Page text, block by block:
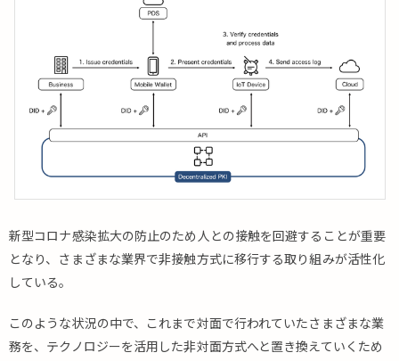
新型コロナ感染拡大の防止のため人との接触を回避することが重要
となり、さまざまな業界で非接触方式に移行する取り組みが活性化
している。
このような状況の中で、これまで対面で行われていたさまざまな業
務を、テクノロジーを活用した非対面方式へと置き換えていくため